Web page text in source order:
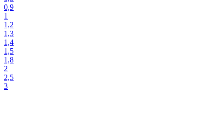
0,9
1
1,2
1,3
1,4
1,5
1,8
2
2,5
3